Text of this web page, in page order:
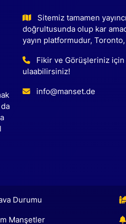
Sitemiz tamamen
doğrultusunda olup kar
yayın platformudur, Toronto,
Fikir ve Görüşleriniz
ulaabilirsiniz!
info@manset.de
Durumu
Manşetler